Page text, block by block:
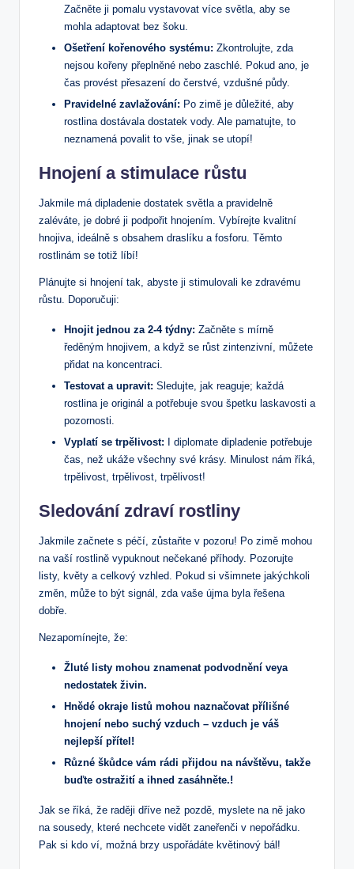
Začněte ji pomalu vystavovat více světla, aby​ se
‌mohla adaptovat bez ⁢šoku.
Ošetření kořenového​ systému: Zkontrolujte, zda
nejsou ⁢kořeny přeplněné nebo zaschlé. Pokud ano, je
čas provést přesazení do čerstvé, vzdušné ⁤půdy.
Pravidelné zavlažování: Po⁣ zimě je důležité, aby
rostlina dostávala ⁣dostatek vody. ⁣Ale pamatujte, to
neznamená povalit to vše, jinak se utopí!
Hnojení a stimulace růstu
Jakmile má dipladenie dostatek světla a pravidelně
zaléváte, je dobré ji ⁢podpořit hnojením. Vybírejte kvalitní‍
hnojiva,⁤ ideálně s obsahem draslíku a ‌fosforu. Těmto
rostlinám se totiž líbí!
Plánujte si hnojení ⁢tak, abyste ji stimulovali ke zdravému
růstu. Doporučuji:
Hnojit jednou za 2-4 ⁤týdny: ⁣Začněte s⁢ mírně
ředěným hnojivem, a ​když se ​růst zintenzivní, ‌můžete
přidat na koncentraci.
Testovat a ⁣upravit: Sledujte, jak reaguje; každá
rostlina je⁢ originál a potřebuje ⁣svou špetku laskavosti a
pozornosti.
Vyplatí se trpělivost: I diplomate dipladenie potřebuje
čas, než ukáže všechny své krásy. Minulost nám říká,
trpělivost, trpělivost, trpělivost!
Sledování zdraví rostliny
Jakmile‍ začnete s ​péčí, ⁣zůstaňte v pozoru! Po zimě mohou⁣
na vaší rostlině vypuknout‍ nečekané⁢ příhody. Pozorujte
listy, květy a celkový vzhled. Pokud si ​všimnete jakýchkoli
změn, může to být signál, zda vaše újma‌ byla řešena
dobře.
Nezapomínejte, že:
Žluté listy mohou znamenat podvodnění veya
nedostatek​ živin.
Hnědé‌ okraje listů mohou naznačovat ⁢přílišné
hnojení nebo suchý vzduch – ⁤vzduch je váš
nejlepší ⁤přítel!
Různé škůdce ​vám rádi přijdou na návštěvu, takže
buďte ostražití a ihned zasáhněte.!
Jak se říká, že ​raději dříve než pozdě, myslete na‍ ně‍ jako
na sousedy, které nechcete vidět zaneřenči v nepořádku.
Pak si kdo ví, možná brzy ​uspořádáte květinový bál!